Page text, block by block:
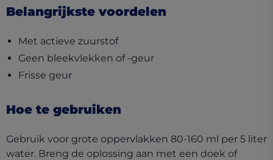
Belangrijkste voordelen
Met actieve zuurstof
Geen bleekvlekken of -geur
Frisse geur
Hoe te gebruiken
Gebruik voor grote oppervlakken 80-160 ml per 5 liter
water. Breng de oplossing aan met een doek of